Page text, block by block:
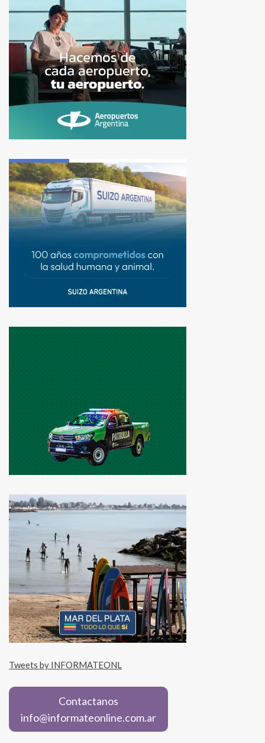
Tweets by INFORMATEONL
Contactanos
info@informateonline.com.ar